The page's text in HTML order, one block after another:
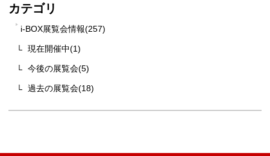
カテゴリ
i-BOX展覧会情報(257)
現在開催中(1)
今後の展覧会(5)
過去の展覧会(18)